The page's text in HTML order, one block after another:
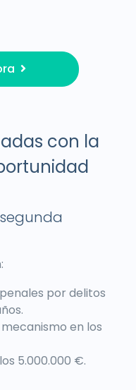
con la
por delitos
en los
5.000.000 €.